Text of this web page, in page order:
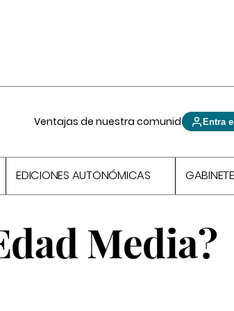
Ventajas de nuestra comunidad Entra
EDICIONES AUTONÓMICAS
Media?